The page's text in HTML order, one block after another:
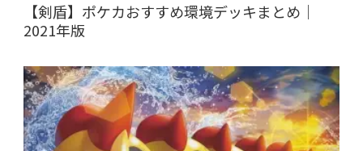
【剣盾】ポケカおすすめ環境デッキまとめ｜
2021年版